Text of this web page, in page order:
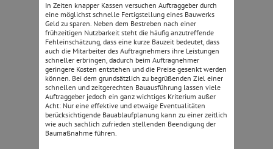
In Zeiten knapper Kassen versuchen Auftraggeber durch
eine möglichst schnelle Fertigstellung eines Bauwerks
Geld zu sparen. Neben dem Bestreben nach einer
frühzeitigen Nutzbarkeit steht die häufig anzutreffende
Fehleinschätzung, dass eine kurze Bauzeit bedeutet, dass
auch die Mitarbeiter des Auftragnehmers ihre Leistungen
schneller erbringen, dadurch beim Auftragnehmer
geringere Kosten entstehen und die Preise gesenkt werden
können. Bei dem grundsätzlich zu begrüßenden Ziel einer
schnellen und zeitgerechten Bauausführung lassen viele
Auftraggeber jedoch ein ganz wichtiges Kriterium außer
Acht: Nur eine effektive und etwaige Eventualitäten
berücksichtigende Bauablaufplanung kann zu einer zeitlich
wie auch sachlich zufrieden stellenden Beendigung der
Baumaßnahme führen.